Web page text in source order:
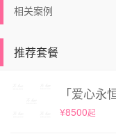
相关案例
推荐套餐
「爱心
¥8500起